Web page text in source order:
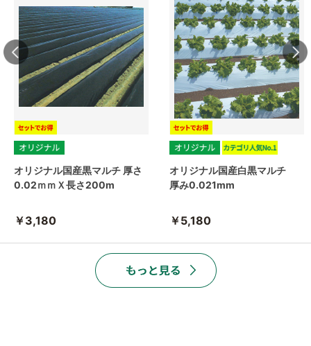
オリジナル国産黒マルチ 厚さ
0.02ｍｍＸ長さ200m
￥3,180
オリジナル国産白黒マルチ
厚み0.021mm
￥5,180